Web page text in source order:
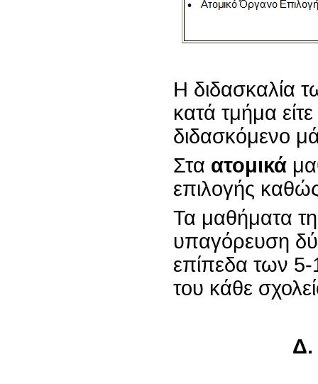
Η διδασκαλία
κατά τμήμα
διδασκόμενο
Στα ατομικά
επιλογής
Τα μαθήματα
υπαγόρευση
επίπεδα των 5-
του κάθε
Δ